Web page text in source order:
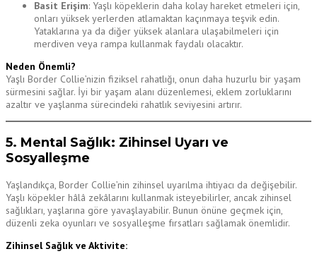
Basit Erişim: Yaşlı köpeklerin daha kolay hareket etmeleri için,
onları yüksek yerlerden atlamaktan kaçınmaya teşvik edin.
Yataklarına ya da diğer yüksek alanlara ulaşabilmeleri için
merdiven veya rampa kullanmak faydalı olacaktır.
Neden Önemli?
Yaşlı Border Collie’nizin fiziksel rahatlığı, onun daha huzurlu bir yaşam
sürmesini sağlar. İyi bir yaşam alanı düzenlemesi, eklem zorluklarını
azaltır ve yaşlanma sürecindeki rahatlık seviyesini artırır.
5. Mental Sağlık: Zihinsel Uyarı ve
Sosyalleşme
Yaşlandıkça, Border Collie’nin zihinsel uyarılma ihtiyacı da değişebilir.
Yaşlı köpekler hâlâ zekâlarını kullanmak isteyebilirler, ancak zihinsel
sağlıkları, yaşlarına göre yavaşlayabilir. Bunun önüne geçmek için,
düzenli zeka oyunları ve sosyalleşme fırsatları sağlamak önemlidir.
Zihinsel Sağlık ve Aktivite: